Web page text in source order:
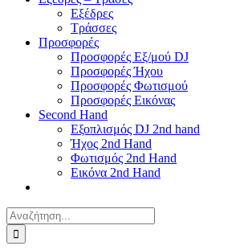
Εξέδρες
Τράσσες
Προσφορές
Προσφορές Εξ/μού DJ
Προσφορές Ήχου
Προσφορές Φωτισμού
Προσφορές Εικόνας
Second Hand
Εξοπλισμός DJ 2nd hand
Ήχος 2nd Hand
Φωτισμός 2nd Hand
Εικόνα 2nd Hand
Αναζήτηση
για: